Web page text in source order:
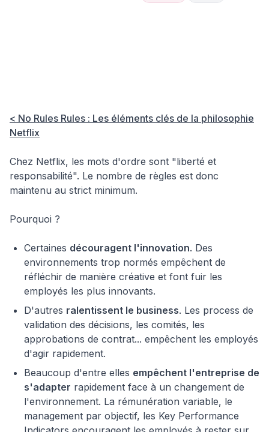
< No Rules Rules : Les éléments clés de la philosophie
Netflix
Chez Netflix, les mots d'ordre sont "liberté et
responsabilité". Le nombre de règles est donc
maintenu au strict minimum.
Pourquoi ?
Certaines découragent l'innovation. Des
environnements trop normés empêchent de
réfléchir de manière créative et font fuir les
employés les plus innovants.
D'autres ralentissent le business. Les process de
validation des décisions, les comités, les
approbations de contrat... empêchent les employés
d'agir rapidement.
Beaucoup d'entre elles empêchent l'entreprise de
s'adapter rapidement face à un changement de
l'environnement. La rémunération variable, le
management par objectif, les Key Performance